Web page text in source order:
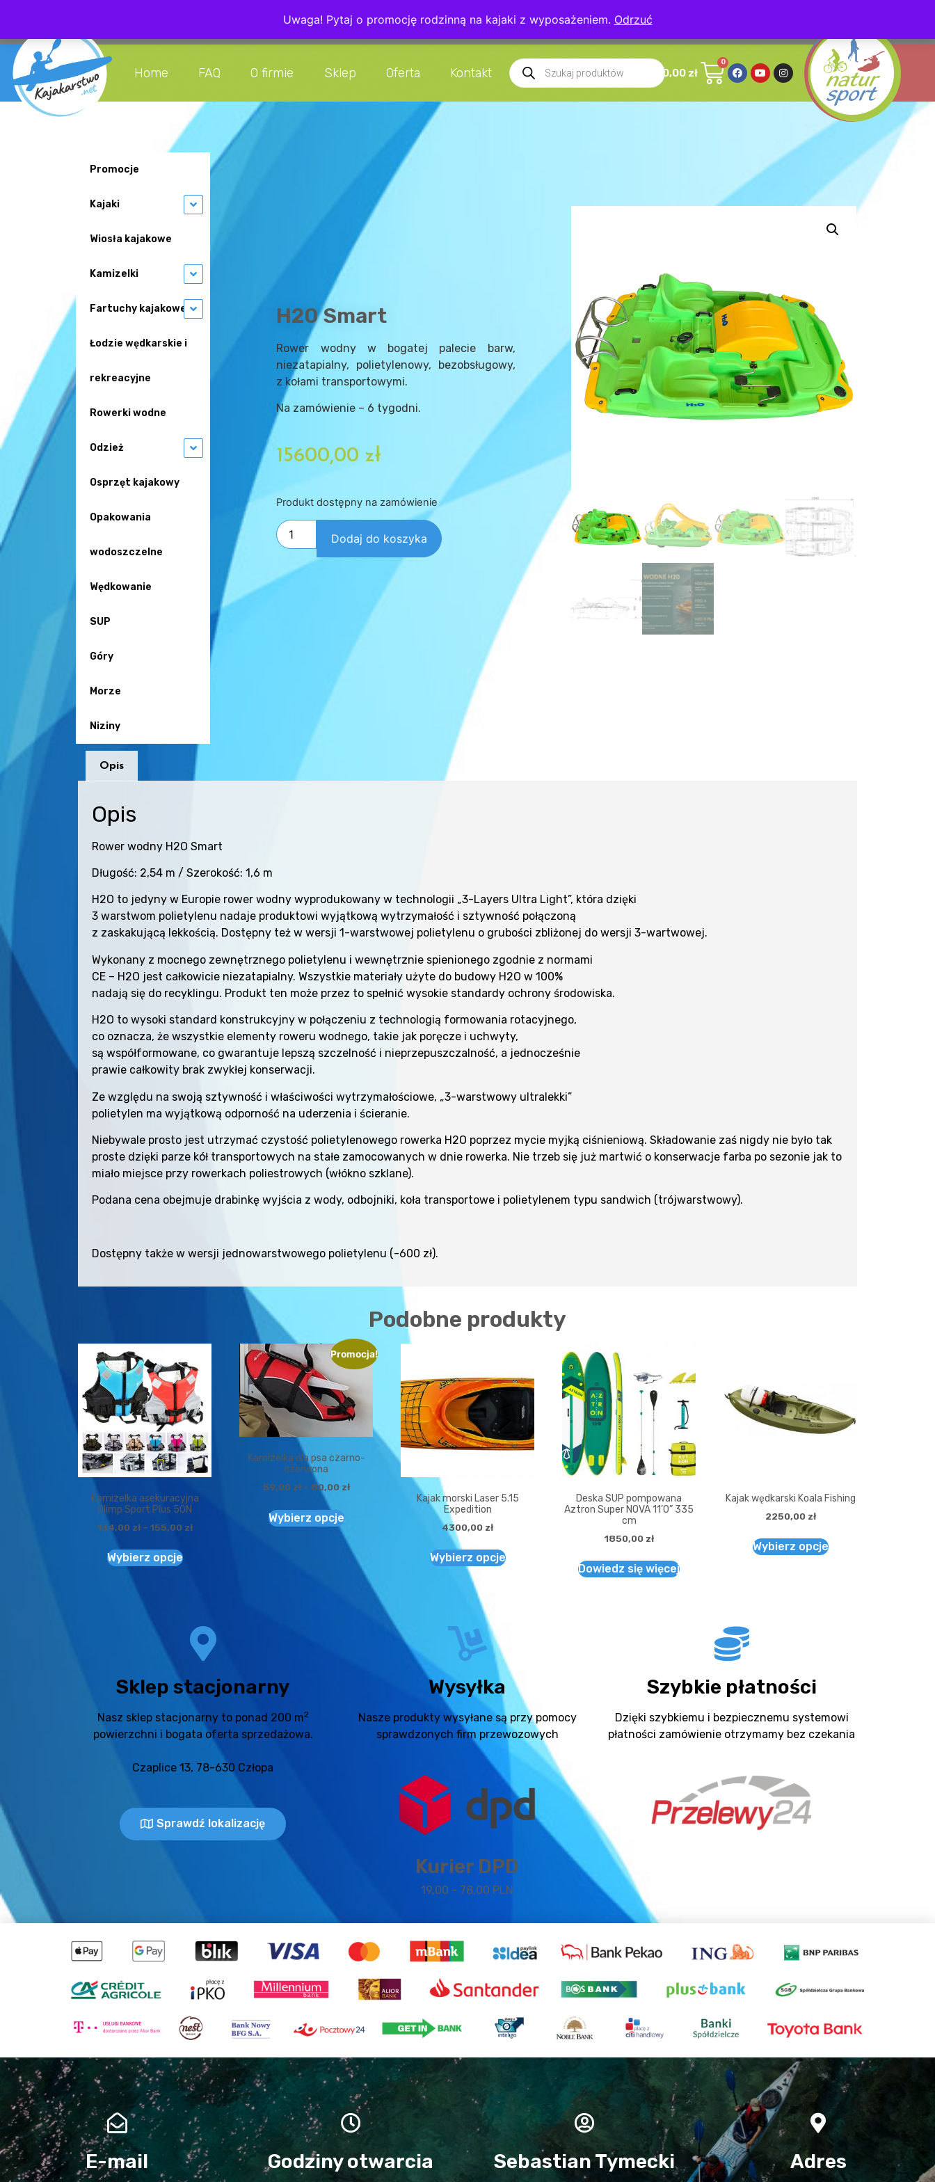
Uwaga! Pytaj o promocję rodzinną na kajaki z wyposażeniem. Odrzuć
+48 608 085 039 info@kajakarstwo.net Czaplice 13, 78-630 Człopa
Home FAQ O firmie Sklep Oferta Kontakt 0,00 zł
Promocje
Kajaki
Wiosła kajakowe
Kamizelki
Fartuchy kajakowe
Łodzie wędkarskie i
rekreacyjne
Rowerki wodne
Odzież
Osprzęt kajakowy
Opakowania
wodoszczelne
Wędkowanie
SUP
Góry
Morze
Niziny
H20 Smart
Rower wodny w bogatej palecie barw,
niezatapialny, polietylenowy, bezobsługowy,
z kołami transportowymi.
Na zamówienie – 6 tygodni.
15600,00zł
Produkt dostępny na zamówienie
Dodaj do koszyka
Opis
Opis
Rower wodny H2O Smart
Długość: 2,54 m / Szerokość: 1,6 m
H2O to jedyny w Europie rower wodny wyprodukowany w technologii „3-Layers Ultra Light”, która dzięki
3 warstwom polietylenu nadaje produktowi wyjątkową wytrzymałość i sztywność połączoną
z zaskakującą lekkością. Dostępny też w wersji 1-warstwowej polietylenu o grubości zbliżonej do wersji 3-wartwowej.
Wykonany z mocnego zewnętrznego polietylenu i wewnętrznie spienionego zgodnie z normami
CE – H2O jest całkowicie niezatapialny. Wszystkie materiały użyte do budowy H2O w 100%
nadają się do recyklingu. Produkt ten może przez to spełnić wysokie standardy ochrony środowiska.
H2O to wysoki standard konstrukcyjny w połączeniu z technologią formowania rotacyjnego,
co oznacza, że wszystkie elementy roweru wodnego, takie jak poręcze i uchwyty,
są współformowane, co gwarantuje lepszą szczelność i nieprzepuszczalność, a jednocześnie
prawie całkowity brak zwykłej konserwacji.
Ze względu na swoją sztywność i właściwości wytrzymałościowe, „3-warstwowy ultralekki”
polietylen ma wyjątkową odporność na uderzenia i ścieranie.
Niebywale prosto jest utrzymać czystość polietylenowego rowerka H2O poprzez mycie myjką ciśnieniową. Składowanie zaś nigdy nie było tak
proste dzięki parze kół transportowych na stałe zamocowanych w dnie rowerka. Nie trzeb się już martwić o konserwacje farba po sezonie jak to
miało miejsce przy rowerkach poliestrowych (włókno szklane).
Podana cena obejmuje drabinkę wyjścia z wody, odbojniki, koła transportowe i polietylenem typu sandwich (trójwarstwowy).
Dostępny także w wersji jednowarstwowego polietylenu (-600 zł).
Podobne produkty
Kamizelka asekuracyjna
Olimp Sport Plus 50N
134,00 zł – 155,00 zł
Wybierz opcje
Promocja!
Kamizelka dla psa czarno-
czerwona
59,00 zł – 80,00 zł
Wybierz opcje
Kajak morski Laser 5.15
Expedition
4300,00 zł
Wybierz opcje
Deska SUP pompowana
Aztron Super NOVA 11’0” 335
cm
1850,00 zł
Dowiedz się więcej
Kajak wędkarski Koala Fishing
2250,00 zł
Wybierz opcje
Sklep stacjonarny
Nasz sklep stacjonarny to ponad 200 m2
powierzchni i bogata oferta sprzedażowa.
Czaplice 13, 78-630 Człopa
Sprawdź lokalizację
Wysyłka
Nasze produkty wysyłane są przy pomocy
sprawdzonych firm przewozowych
Kurier DPD
19,00 - 78,00 PLN
Szybkie płatności
Dzięki szybkiemu i bezpiecznemu systemowi
płatności zamówienie otrzymamy bez czekania
E-mail Godziny otwarcia Sebastian Tymecki Adres